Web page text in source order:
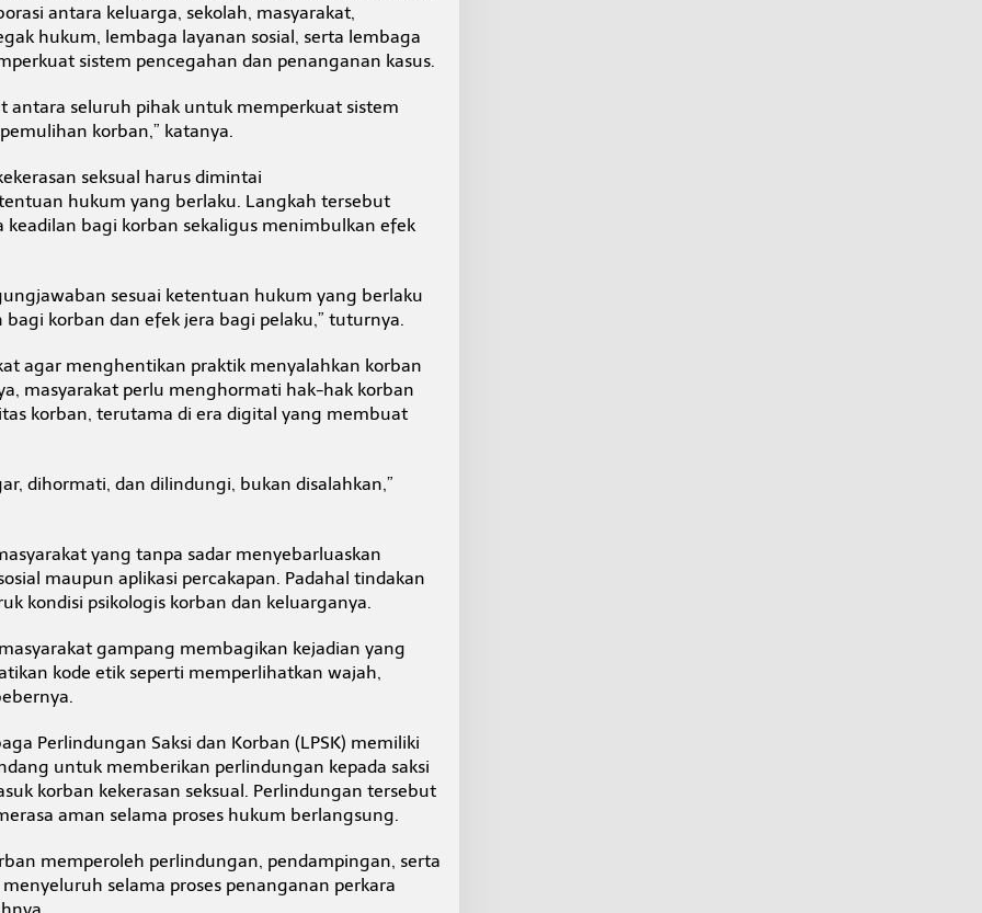
antara keluarga, sekolah, masyarakat,
hukum, lembaga layanan sosial, serta lembaga
sistem pencegahan dan penanganan kasus.
antara seluruh pihak untuk memperkuat sistem
korban,” katanya.
seksual harus dimintai
hukum yang berlaku. Langkah tersebut
bagi korban sekaligus menimbulkan efek
sesuai ketentuan hukum yang berlaku
korban dan efek jera bagi pelaku,” tuturnya.
agar menghentikan praktik menyalahkan korban
masyarakat perlu menghormati hak-hak korban
korban, terutama di era digital yang membuat
dihormati, dan dilindungi, bukan disalahkan,”
yang tanpa sadar menyebarluaskan
maupun aplikasi percakapan. Padahal tindakan
kondisi psikologis korban dan keluarganya.
gampang membagikan kejadian yang
kode etik seperti memperlihatkan wajah,
Perlindungan Saksi dan Korban (LPSK) memiliki
untuk memberikan perlindungan kepada saksi
korban kekerasan seksual. Perlindungan tersebut
aman selama proses hukum berlangsung.
memperoleh perlindungan, pendampingan, serta
selama proses penanganan perkara